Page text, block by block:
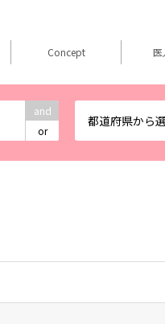
and
or
都道府県から
Concept 医